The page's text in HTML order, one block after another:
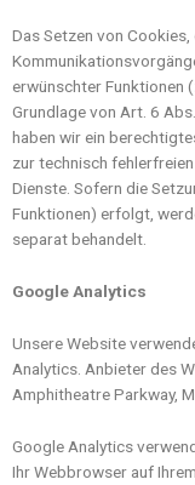
Das Setzen von
erwünschter Funktionen
Grundlage von Art. 6
haben wir ein
zur technisch
Dienste. Sofern die
Funktionen) erfolgt,
separat behandelt.
Google Analytics
Unsere Website
Analytics. Anbieter des
Amphitheatre Parkway,
Google Analytics
Ihr Webbrowser auf